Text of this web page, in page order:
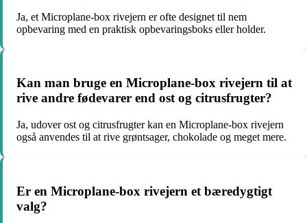
Ja, et Microplane-box rivejern er ofte designet til nem
opbevaring med en praktisk opbevaringsboks eller holder.
Kan man bruge en Microplane-box rivejern til at
rive andre fødevarer end ost og citrusfrugter?
Ja, udover ost og citrusfrugter kan en Microplane-box rivejern
også anvendes til at rive grøntsager, chokolade og meget mere.
Er en Microplane-box rivejern et bæredygtigt
valg?